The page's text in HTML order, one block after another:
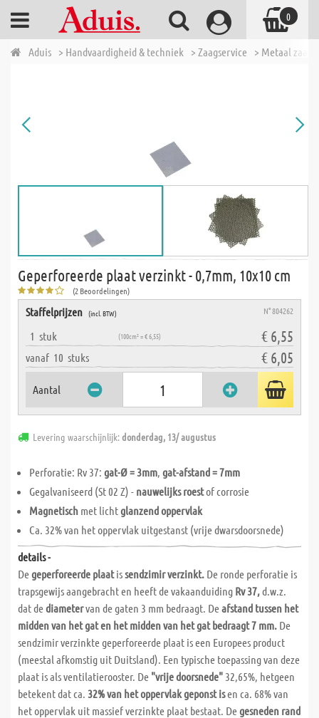
Aduis > Handvaardigheid & techniek > Zaagservice > Metaal
Geperforeerde plaat verzinkt - 0,7mm, 10x10 cm
(2 Beoordelingen)
Staffelprijzen (incl. BTW) N° 804262
1 stuk (100cm² = € 6,55) € 6,55
vanaf 10 stuks € 6,05
Aantal
Levering waarschijnlijk:donderdag, 13/ augustus
Perforatie: Rv 37: gat-Ø = 3mm, gat-afstand = 7mm
Gegalvaniseerd (St 02 Z) - nauwelijks roestof corrosie
Magnetisch met lichtglanzend oppervlak
Ca. 32% van het oppervlak uitgestanst (vrije dwarsdoorsnede)
details -
Degeperforeerde plaatissendzimir verzinkt. De ronde perforatie is
trapsgewijs aangebracht en heeft de vakaanduiding Rv 37,d.w.z.
dat dediametervan de gaten 3 mm bedraagt. Deafstand tussen het
midden van het gat en het midden van het gat bedraagt 7 mm. De
sendzimir verzinkte geperforeerde plaat is een Europees product
(meestal afkomstig uit Duitsland). Een typische toepassing van deze
plaat is als ventilatierooster. De "vrije doorsnede" 32,65%, hetgeen
betekent dat ca. 32% van het oppervlak geponst isen ca. 68% van
het oppervlak uit massief verzinkte plaat bestaat. Degesneden rand
0